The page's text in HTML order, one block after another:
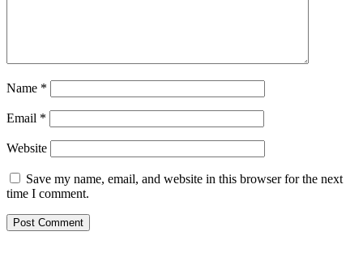
Name *
Email *
Website
Save my name, email, and website in this browser for the next
time I comment.